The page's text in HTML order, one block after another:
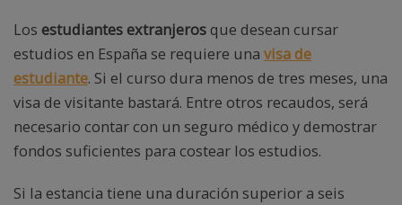
Los estudiantes extranjerosque desean cursar
estudios en España se requiere una visa de
estudiante. Si el curso dura menos de tres meses, una
visa de visitante bastará. Entre otros recaudos, será
necesario contar con un seguro médico y demostrar
fondos suficientes para costear los estudios.
Si la estancia tiene una duración superior a seis